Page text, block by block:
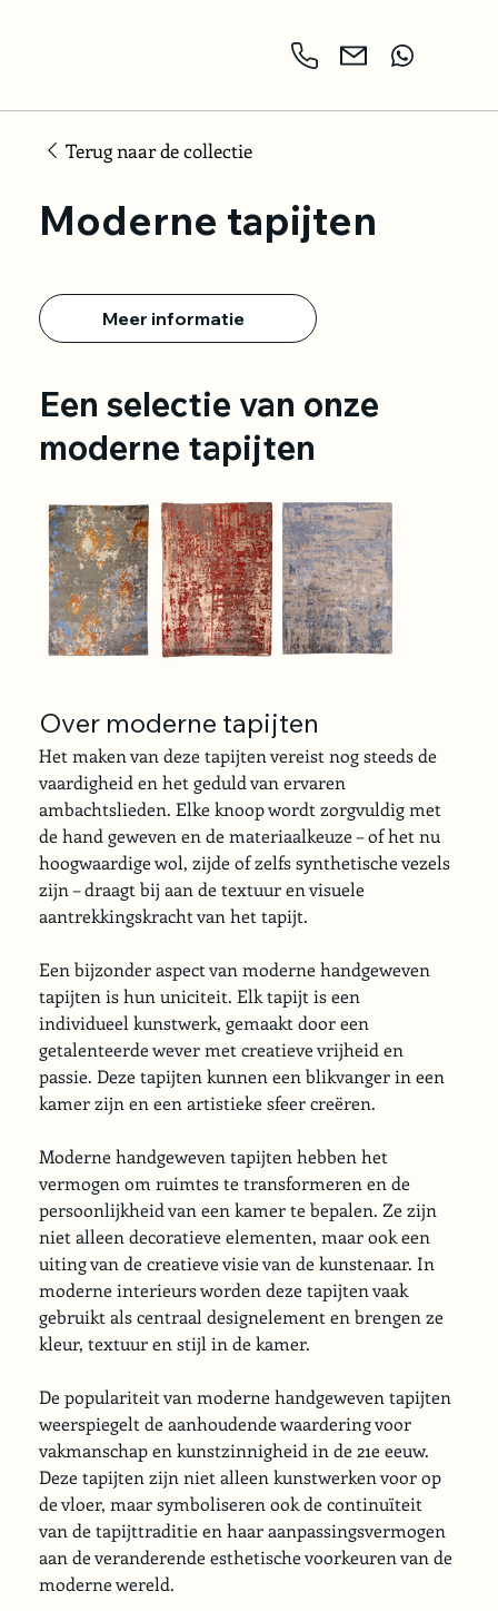
Terug naar de collectie
Moderne tapijten
Meer informatie
Over moderne tapijten
Het maken van deze tapijten vereist nog steeds de
vaardigheid en het geduld van ervaren
ambachtslieden. Elke knoop wordt zorgvuldig met
de hand geweven en de materiaalkeuze – of het nu
hoogwaardige wol, zijde of zelfs synthetische vezels
zijn – draagt bij aan de textuur en visuele
aantrekkingskracht van het tapijt.
Een bijzonder aspect van moderne handgeweven
tapijten is hun uniciteit. Elk tapijt is een
individueel kunstwerk, gemaakt door een
getalenteerde wever met creatieve vrijheid en
passie. Deze tapijten kunnen een blikvanger in een
kamer zijn en een artistieke sfeer creëren.
Moderne handgeweven tapijten hebben het
vermogen om ruimtes te transformeren en de
persoonlijkheid van een kamer te bepalen. Ze zijn
niet alleen decoratieve elementen, maar ook een
uiting van de creatieve visie van de kunstenaar. In
moderne interieurs worden deze tapijten vaak
gebruikt als centraal designelement en brengen ze
kleur, textuur en stijl in de kamer.
De populariteit van moderne handgeweven tapijten
weerspiegelt de aanhoudende waardering voor
vakmanschap en kunstzinnigheid in de 21e eeuw.
Deze tapijten zijn niet alleen kunstwerken voor op
de vloer, maar symboliseren ook de continuïteit
van de tapijttraditie en haar aanpassingsvermogen
aan de veranderende esthetische voorkeuren van de
moderne wereld.
Een selectie van onze
moderne tapijten